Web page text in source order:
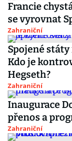
Francie
se vyrovnat
Zahraniční
Spojené
Kdo je
Hegseth?
Zahraniční
Inaugurace
přenos a
Zahraniční